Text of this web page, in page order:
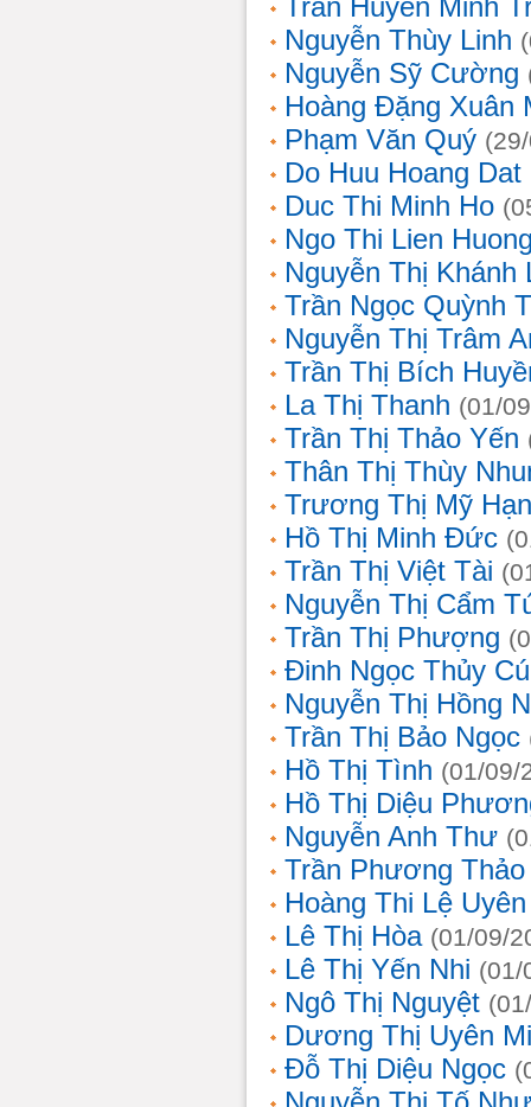
Trần Huyền Minh
Nguyễn Thùy Linh
Nguyễn Sỹ Cường
Hoàng Đặng Xuân
Phạm Văn Quý
Do Huu Hoang Dat
Duc Thi Minh Ho
Ngo Thi Lien
Nguyễn Thị Khánh
Trần Ngọc Quỳnh
Nguyễn Thị Trâm
Trần Thị Bích
La Thị Thanh (01/
Trần Thị Thảo Yến
Thân Thị Thùy
Trương Thị Mỹ
Hồ Thị Minh Đức
Trần Thị Việt Tài
Nguyễn Thị Cẩm
Trần Thị Phượng
Đinh Ngọc Thủy
Nguyễn Thị Hồng
Trần Thị Bảo Ngọc
Hồ Thị Tình (01/09/
Hồ Thị Diệu
Nguyễn Anh Thư
Trần Phương Thảo
Hoàng Thi Lệ Uyên
Lê Thị Hòa (01/09/
Lê Thị Yến Nhi (01/
Ngô Thị Nguyệt
Dương Thị Uyên Mi
Đỗ Thị Diệu Ngọc